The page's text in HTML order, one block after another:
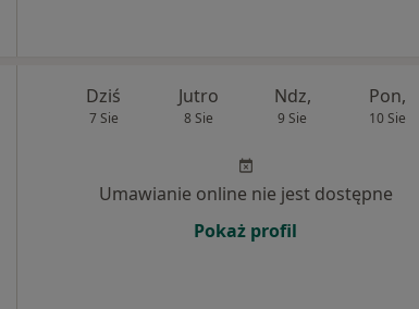
Dziś
7 Sie
Jutro
8 Sie
Ndz,
9 Sie
Pon,
10 Sie
Umawianie online nie jest dostępne
Pokaż profil